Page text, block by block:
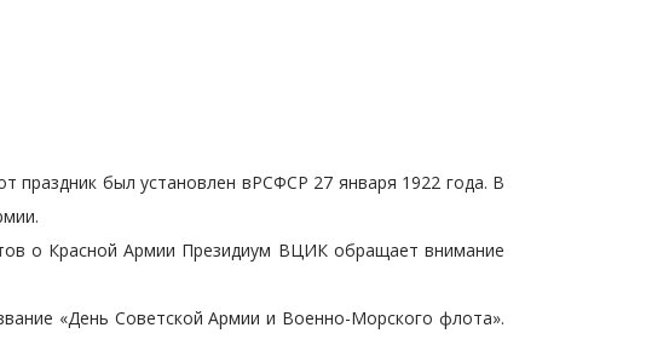
праздник был установлен вРСФСР 27 января 1922 года. В
о Красной Армии Президиум ВЦИК обращает внимание
«День Советской Армии и Военно-Морского флота».